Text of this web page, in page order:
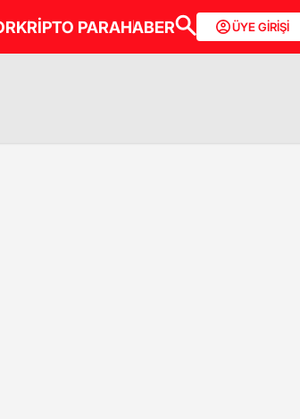
KRİPTO PARAHABER ÜYE GİRİŞİ